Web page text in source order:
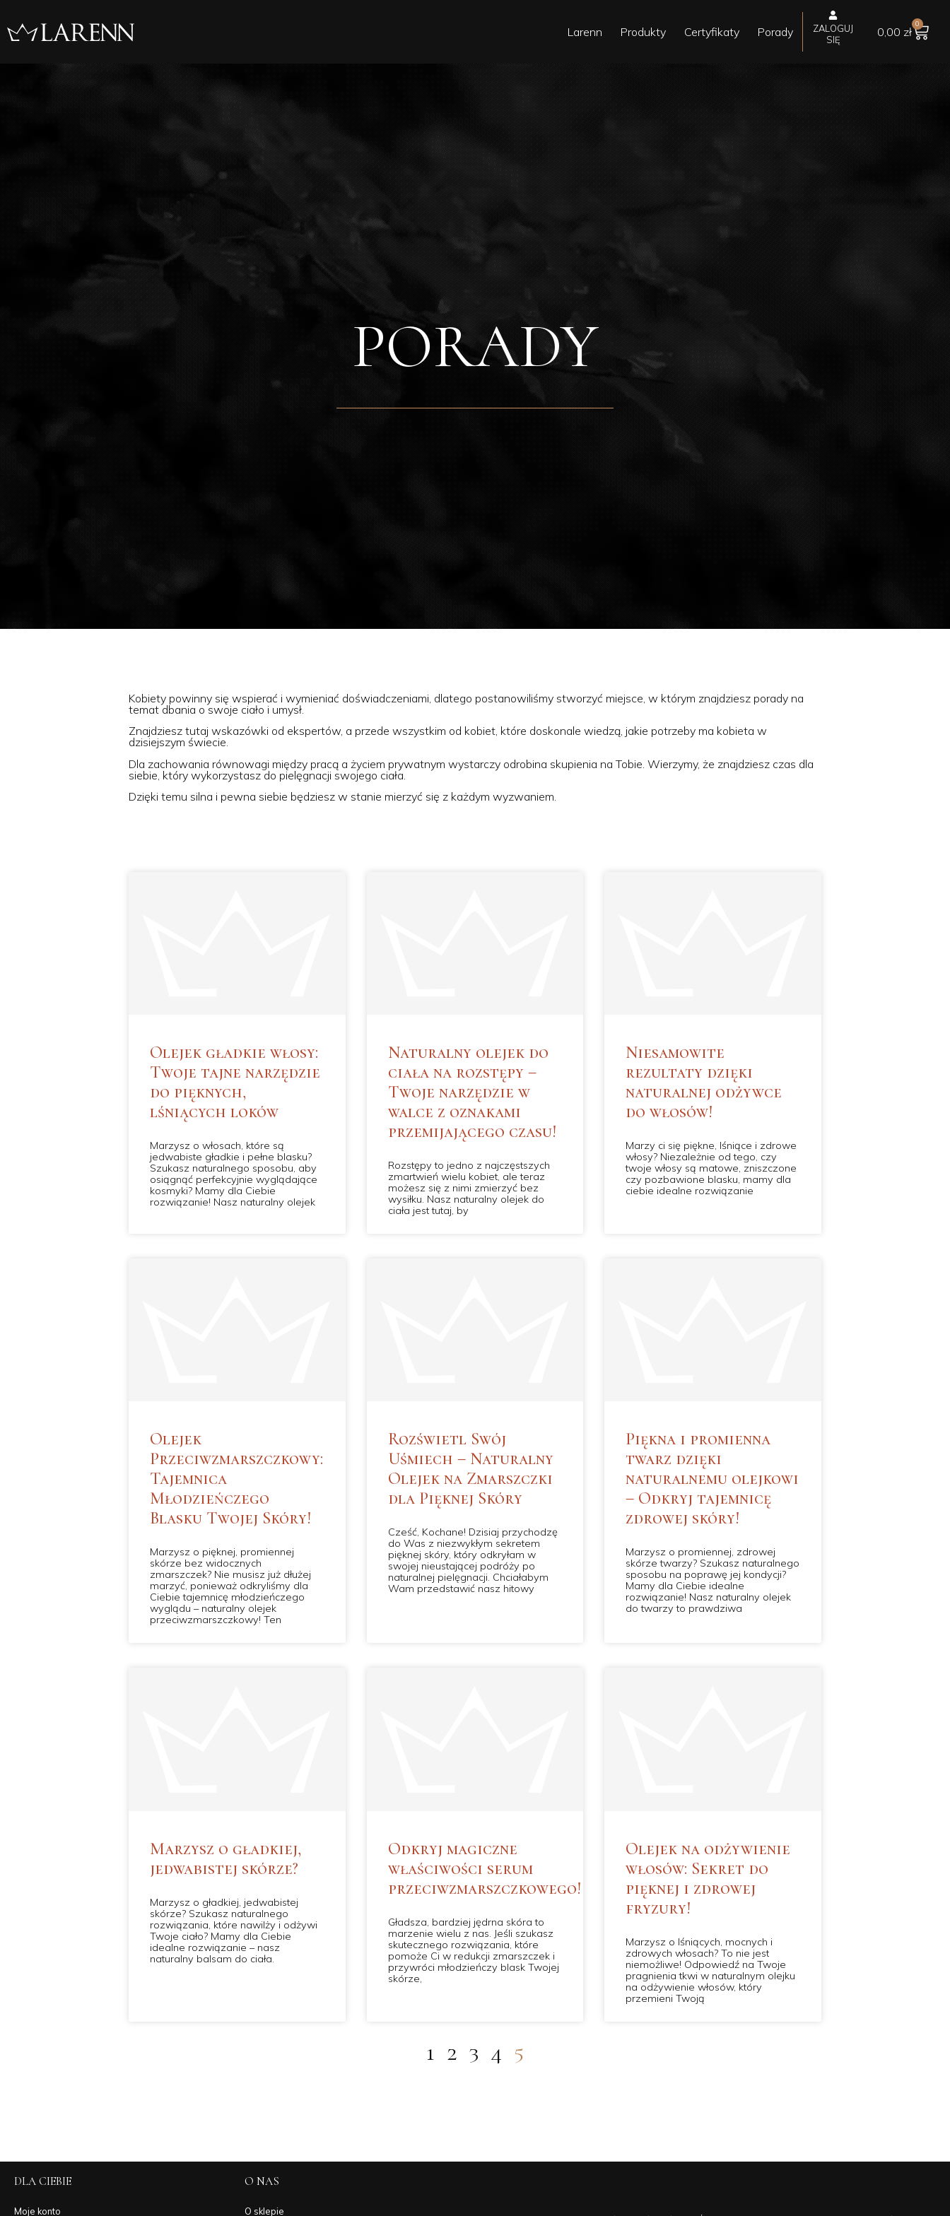
Larenn Produkty Certyfikaty Porady
ZALOGUJ
SIĘ
0,00 zł
0
PORADY
Kobiety powinny się wspierać i wymieniać doświadczeniami, dlatego postanowiliśmy stworzyć miejsce, w którym znajdziesz porady na
temat dbania o swoje ciało i umysł.
Znajdziesz tutaj wskazówki od ekspertów, a przede wszystkim od kobiet, które doskonale wiedzą, jakie potrzeby ma kobieta w
dzisiejszym świecie.
Dla zachowania równowagi między pracą a życiem prywatnym wystarczy odrobina skupienia na Tobie. Wierzymy, że znajdziesz czas dla
siebie, który wykorzystasz do pielęgnacji swojego ciała.
Dzięki temu silna i pewna siebie będziesz w stanie mierzyć się z każdym wyzwaniem.
Olejek gładkie włosy:
Twoje tajne narzędzie
do pięknych,
lśniących loków
Marzysz o włosach, które są
jedwabiste gładkie i pełne blasku?
Szukasz naturalnego sposobu, aby
osiągnąć perfekcyjnie wyglądające
kosmyki? Mamy dla Ciebie
rozwiązanie! Nasz naturalny olejek
Naturalny olejek do
ciała na rozstępy –
Twoje narzędzie w
walce z oznakami
przemijającego czasu!
Rozstępy to jedno z najczęstszych
zmartwień wielu kobiet, ale teraz
możesz się z nimi zmierzyć bez
wysiłku. Nasz naturalny olejek do
ciała jest tutaj, by
Niesamowite
rezultaty dzięki
naturalnej odżywce
do włosów!
Marzy ci się piękne, lśniące i zdrowe
włosy? Niezależnie od tego, czy
twoje włosy są matowe, zniszczone
czy pozbawione blasku, mamy dla
ciebie idealne rozwiązanie
Olejek
Przeciwzmarszczkowy:
Tajemnica
Młodzieńczego
Blasku Twojej Skóry!
Marzysz o pięknej, promiennej
skórze bez widocznych
zmarszczek? Nie musisz już dłużej
marzyć, ponieważ odkryliśmy dla
Ciebie tajemnicę młodzieńczego
wyglądu – naturalny olejek
przeciwzmarszczkowy! Ten
Rozświetl Swój
Uśmiech – Naturalny
Olejek na Zmarszczki
dla Pięknej Skóry
Cześć, Kochane! Dzisiaj przychodzę
do Was z niezwykłym sekretem
pięknej skóry, który odkryłam w
swojej nieustającej podróży po
naturalnej pielęgnacji. Chciałabym
Wam przedstawić nasz hitowy
Piękna i promienna
twarz dzięki
naturalnemu olejkowi
– Odkryj tajemnicę
zdrowej skóry!
Marzysz o promiennej, zdrowej
skórze twarzy? Szukasz naturalnego
sposobu na poprawę jej kondycji?
Mamy dla Ciebie idealne
rozwiązanie! Nasz naturalny olejek
do twarzy to prawdziwa
Marzysz o gładkiej,
jedwabistej skórze?
Marzysz o gładkiej, jedwabistej
skórze? Szukasz naturalnego
rozwiązania, które nawilży i odżywi
Twoje ciało? Mamy dla Ciebie
idealne rozwiązanie – nasz
naturalny balsam do ciała.
Odkryj magiczne
właściwości serum
przeciwzmarszczkowego!
Gładsza, bardziej jędrna skóra to
marzenie wielu z nas. Jeśli szukasz
skutecznego rozwiązania, które
pomoże Ci w redukcji zmarszczek i
przywróci młodzieńczy blask Twojej
skórze,
Olejek na odżywienie
włosów: Sekret do
pięknej i zdrowej
fryzury!
Marzysz o lśniących, mocnych i
zdrowych włosach? To nie jest
niemożliwe! Odpowiedź na Twoje
pragnienia tkwi w naturalnym olejku
na odżywienie włosów, który
przemieni Twoją
1 2 3 4 5
DLA CIEBIE
Moje konto
O NAS
O sklepie